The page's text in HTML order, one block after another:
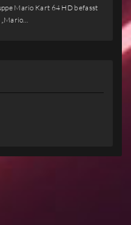
Mario Kart 64 HD befasst
„Mario…